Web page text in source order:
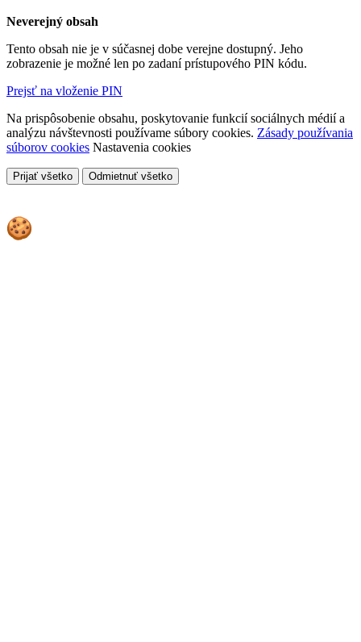
Neverejný obsah
Tento obsah nie je v súčasnej dobe verejne dostupný. Jeho
zobrazenie je možné len po zadaní prístupového PIN kódu.
Prejsť na vloženie PIN
Na prispôsobenie obsahu, poskytovanie funkcií sociálnych médií a
analýzu návštevnosti používame súbory cookies. Zásady používania
súborov cookies Nastavenia cookies
Prijať všetko Odmietnuť všetko